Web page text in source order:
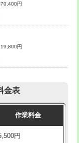
円
円
金表
作業料金
円